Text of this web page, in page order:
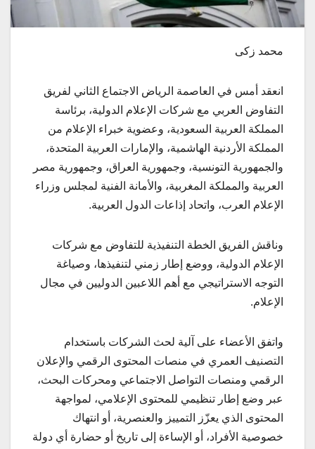
محمد زكى
انعقد أمس في العاصمة الرياض الاجتماع الثاني لفريق
التفاوض العربي مع شركات الإعلام الدولية، برئاسة
المملكة العربية السعودية، وعضوية خبراء الإعلام من
المملكة الأردنية الهاشمية، والإمارات العربية المتحدة،
والجمهورية التونسية، وجمهورية العراق، وجمهورية مصر
العربية والمملكة المغربية، والأمانة الفنية لمجلس وزراء
الإعلام العرب، واتحاد إذاعات الدول العربية.
وناقش الفريق الخطة التنفيذية للتفاوض مع شركات
الإعلام الدولية، ووضع إطار زمني لتنفيذها، وصياغة
التوجه الاستراتيجي مع أهم اللاعبين الدوليين في مجال
الإعلام.
واتفق الأعضاء على آلية لحث الشركات باستخدام
التصنيف العمري في منصات المحتوى الرقمي والإعلان
الرقمي ومنصات التواصل الاجتماعي ومحركات البحث،
عبر وضع إطار تنظيمي للمحتوى الإعلامي، لمواجهة
المحتوى الذي يعزّز التمييز والعنصرية، أو انتهاك
خصوصية الأفراد، أو الإساءة إلى تاريخ أو حضارة أي دولة